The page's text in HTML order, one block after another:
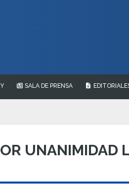
SALA DE PRENSA
UNANIMIDAD